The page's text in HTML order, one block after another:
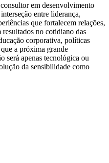
em desenvolvimento
entre liderança,
que fortalecem relações,
resultados no cotidiano das
corporativa, políticas
a próxima grande
será apenas tecnológica ou
da sensibilidade como